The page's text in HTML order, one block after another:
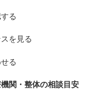
る
を見る
る
関・整体の相談目安